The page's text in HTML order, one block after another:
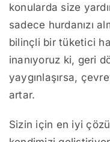
konularda size
sadece hurdanızı
bilinçli bir tüketici
inanıyoruz ki, geri
yaygınlaşırsa,
artar.
Sizin için en iyi